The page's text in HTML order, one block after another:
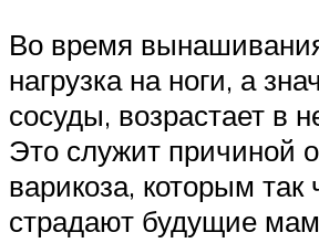
Во время
нагрузка на ноги, а
сосуды, возрастает в
Это служит причиной
варикоза, которым так
страдают будущие